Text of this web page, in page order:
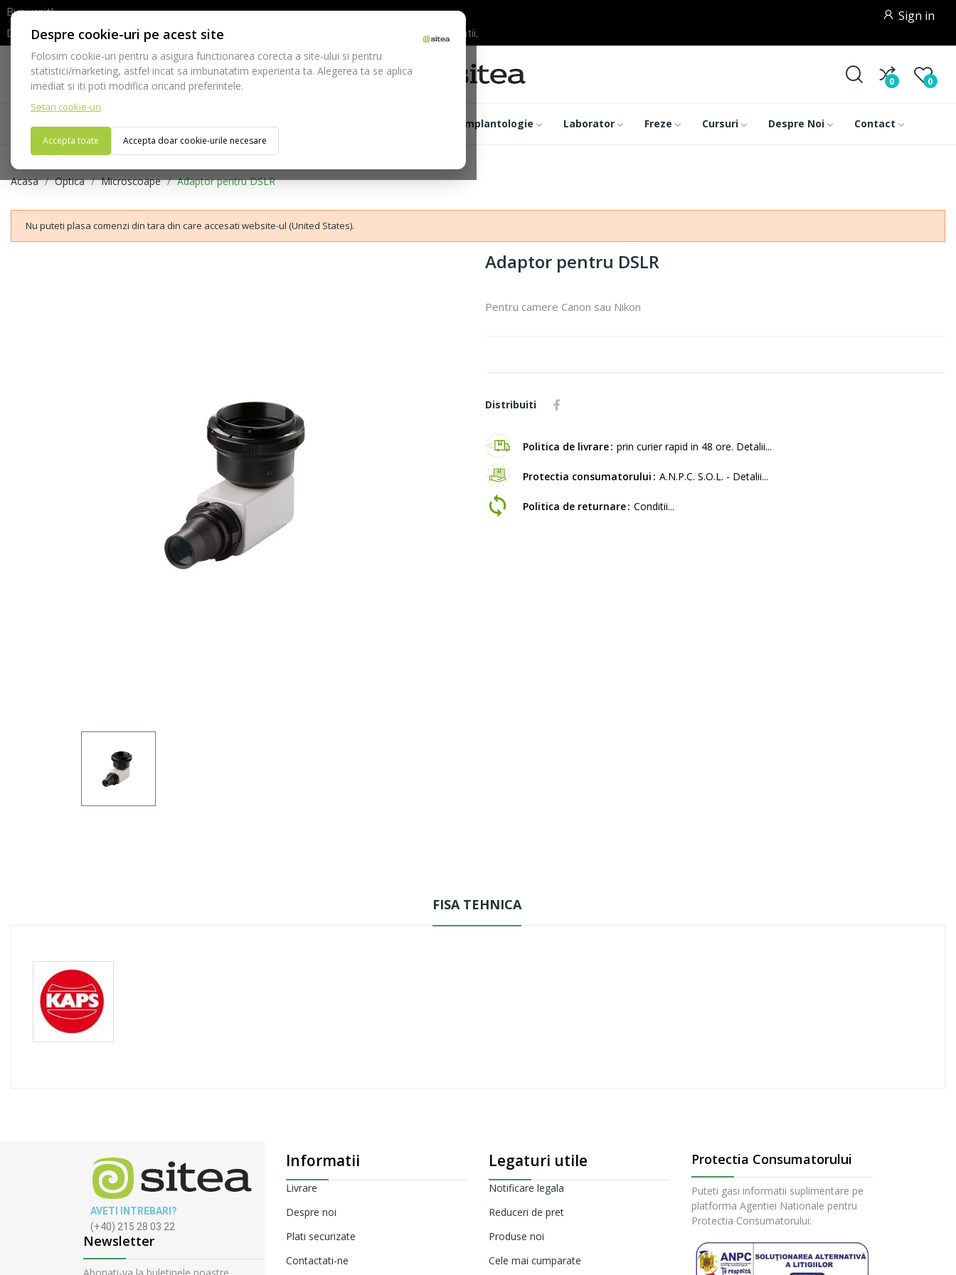
Despre cookie-uri pe acest site
Folosim cookie-uri pentru a asigura functionarea corecta a site-ului si pentru
statistici/marketing, astfel incat sa imbunatatim experienta ta. Alegerea ta se aplica
imediat si iti poti modifica oricand preferintele.
Setari cookie-uri
Accepta toate Accepta doar cookie-urile necesare
Bun venit!
Dupa efectuarea comenzii va rugam sa asteptati confirmarea stocurilor inainte de efectuarea platii.
Sign in
Telefon:
021-528 03 23
0 0
Acasa Consumabile Echipamente Implantologie Laborator Freze Cursuri Despre Noi Contact
Acasa Optica Microscoape Adaptor pentru DSLR
Nu puteti plasa comenzi din tara din care accesati website-ul (United States).
Adaptor pentru DSLR
Pentru camere Canon sau Nikon
Distribuiti
Politica de livrare prin curier rapid in 48 ore. Detalii...
Protectia consumatorului A.N.P.C. S.O.L. - Detalii...
Politica de returnare Conditii...
FISA TEHNICA
AVETI INTREBARI?
(+40) 215 28 03 22
Newsletter
Informatii
Livrare
Despre noi
Plati securizate
Contactati-ne
Legaturi utile
Notificare legala
Reduceri de pret
Produse noi
Cele mai cumparate
Protectia Consumatorului
Puteti gasi informatii suplimentare pe
platforma Agentiei Nationale pentru
Protectia Consumatorului: